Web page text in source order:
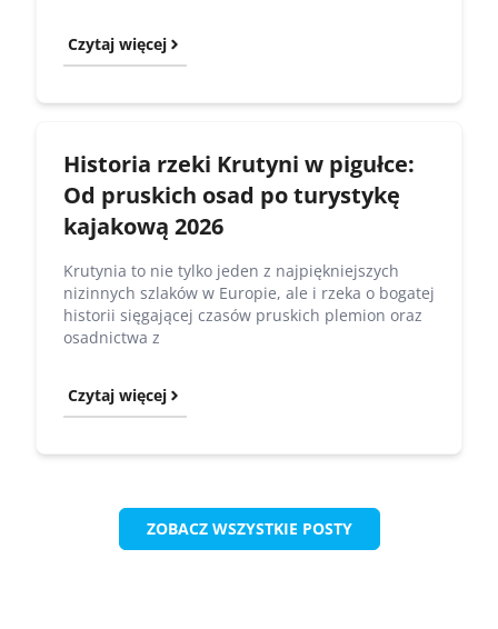
Czytaj więcej
Historia rzeki Krutyni w pigułce:
Od pruskich osad po turystykę
kajakową 2026
Krutynia to nie tylko jeden z najpiękniejszych
nizinnych szlaków w Europie, ale i rzeka o bogatej
historii sięgającej czasów pruskich plemion oraz
osadnictwa z
Czytaj więcej
ZOBACZ WSZYSTKIE POSTY